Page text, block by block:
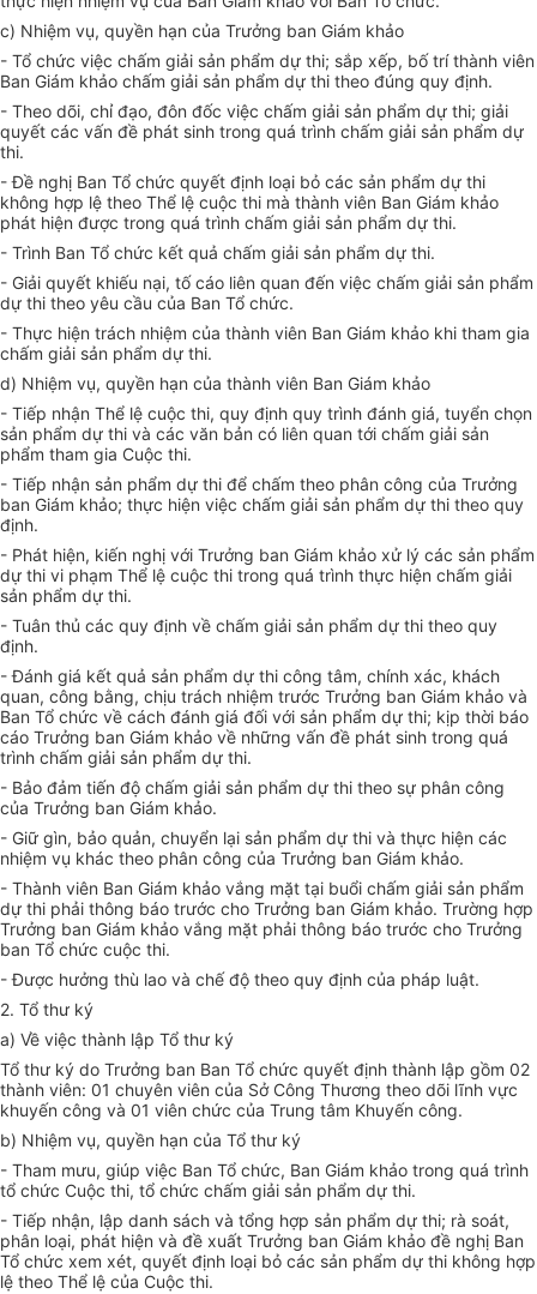
c) Nhiệm vụ, quyền hạn của Trưởng ban Giám khảo
- Tổ chức việc chấm giải sản phẩm dự thi; sắp xếp, bố tríthành viên
Ban Giám khảo chấm giải sản phẩm dự thi theo đúng quy định.
- Theo dõi, chỉ đạo, đôn đốc việc chấm giải sản phẩm dự thi; giải
quyết các vấn đề phát sinh trong quá trình chấm giải sản phẩm dự
thi.
-Đề nghị Ban Tổ chức quyết định loại bỏ các sản phẩm dự thi
không hợp lệ theo Thể lệ cuộc thi mà thành viên Ban Giám khảo
phát hiện được trong quá trình chấm giải sản phẩm dự thi.
- Trình Ban Tổ chức kết quả chấm giải sản phẩm dự thi.
- Giải quyết khiếu nại, tố cáo liên quan đến việc chấm giải sản phẩm
dự thi theo yêu cầu của Ban Tổ chức.
- Thực hiện trách nhiệm của thành viên Ban Giám khảo khi tham gia
chấm giải sản phẩm dự thi.
d) Nhiệm vụ, quyền hạn của thành viên Ban Giám khảo
- Tiếp nhận Thể lệ cuộc thi, quy định quy trình đánh giá, tuyển chọn
sản phẩm dự thi và các văn bản có liên quan tới chấm giải sản
phẩm tham gia Cuộc thi.
- Tiếp nhận sản phẩm dự thi để chấm theo phân công của Trưởng
ban Giám khảo; thực hiện việc chấm giải sản phẩm dự thi theo quy
định.
- Phát hiện, kiến nghị với Trưởng ban Giám khảo xử lý các sản phẩm
dự thi vi phạm Thể lệ cuộc thi trong quá trình thực hiện chấm giải
sản phẩm dự thi.
- Tuân thủ các quy định về chấm giải sản phẩm dự thi theo quy
định.
-Đánh giá kết quả sản phẩm dự thi công tâm, chính xác, khách
quan, công bằng, chịu trách nhiệm trước Trưởng ban Giám khảo và
Ban Tổ chức về cách đánh giá đối với sản phẩm dự thi; kịp thời báo
cáo Trưởng ban Giám khảo về những vấn đề phát sinh trong quá
trình chấm giải sản phẩm dự thi.
- Bảo đảm tiến độ chấm giải sản phẩm dự thi theo sự phân công
của Trưởng ban Giám khảo.
- Giữ gìn, bảo quản, chuyển lại sản phẩm dự thi và thực hiện các
nhiệm vụ khác theo phân công của Trưởng ban Giám khảo.
- Thành viên Ban Giám khảo vắng mặt tại buổi chấm giải sản phẩm
dự thi phải thông báo trước cho Trưởng ban Giám khảo. Trường hợp
Trưởng ban Giám khảo vắng mặt phải thông báo trước cho Trưởng
ban Tổ chức cuộc thi.
- Được hưởng thù lao và chế độ theo quy định của pháp luật.
2. Tổ thư ký
a) Về việc thành lập Tổ thư ký
Tổ thư ký do Trưởng ban Ban Tổ chức quyết định thành lập gồm 02
thành viên: 01 chuyên viên của Sở Công Thương theo dõi lĩnh vực
khuyến công và 01 viên chức của Trung tâm Khuyến công.
b) Nhiệm vụ, quyền hạn của Tổ thư ký
- Tham mưu, giúp việc Ban Tổ chức, Ban Giám khảo trong quá trình
tổ chức Cuộc thi, tổ chức chấm giải sản phẩm dự thi.
- Tiếp nhận, lập danh sách và tổng hợp sản phẩm dự thi; rà soát,
phân loại, phát hiện và đề xuất Trưởng ban Giám khảo đề nghị Ban
Tổ chức xem xét, quyết định loại bỏ các sản phẩm dự thi không hợp
lệ theo Thể lệ của Cuộc thi.